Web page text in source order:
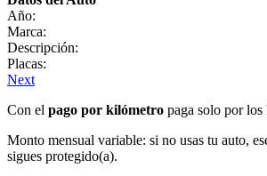
Año:
Marca:
Descripción:
Placas:
Next
Con el pago por kilómetro paga solo por los
Monto mensual variable: si no usas tu auto,
sigues protegido(a).